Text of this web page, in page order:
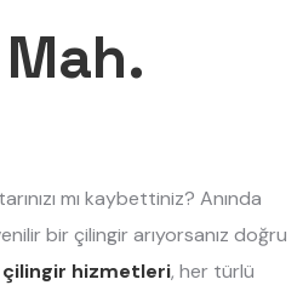
mı kaybettiniz? Anında
bir çilingir arıyorsanız doğru
çilingir hizmetleri, her türlü